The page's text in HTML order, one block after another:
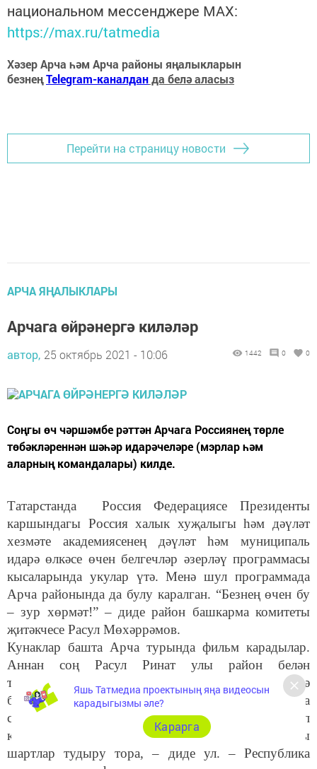
национальном мессенджере MАХ:
https://max.ru/tatmedia
Хәзер Арча һәм Арча районы яңалыкларын
безнеңTelegram-каналданда белә аласыз
Перейти на страницу новости
АРЧА ЯҢАЛЫКЛАРЫ
Арчага өйрәнергә киләләр
автор, 25 октябрь 2021 - 10:06 1442 0 0
Соңгы өч чәршәмбе рәттән Арчага Россиянең төрле
төбәкләреннән шәһәр идарәчеләре (мэрлар һәм
аларның командалары) килде.
Татарстанда Россия Федерациясе Президенты
каршындагы Россия халык хуҗалыгы һәм дәүләт
хезмәте академиясенең дәүләт һәм муниципаль
идарә өлкәсе өчен белгечләр әзерләү программасы
кысаларында укулар үтә. Менә шул программада
Арча районында да булу каралган. “Безнең өчен бу
– зур хөрмәт!” – диде район башкарма комитеты
җитәкчесе Расул Мөхәррәмов.
Кунаклар башта Арча турында фильм карадылар.
Аннан соң Расул Ринат улы район белән
таныштырды, дәүләт программалары ярдәмендә
башкарылган һәм башкарылачак эшләр турында
сөйләде. “Безнең эштә өстенлекле юнәлеш булып
кешеләр турында кайгырту, эшләү өчен уңайлы
шартлар тудыру тора, – диде ул. – Республика
Яшь Татмедиа проектының яңа видеосын
карадыгызмы әле?
Карарга